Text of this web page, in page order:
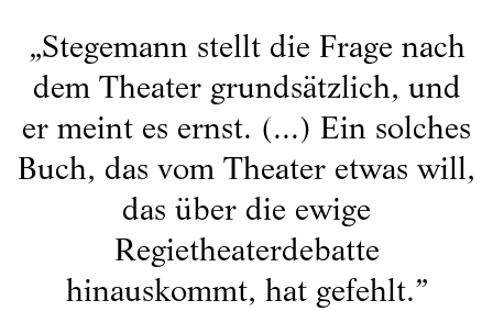
„Stegemann stellt die Frage nach
dem Theater grundsätzlich, und
er meint es ernst. (...) Ein solches
Buch, das vom Theater etwas will,
das über die ewige
Regietheaterdebatte
hinauskommt, hat gefehlt.”